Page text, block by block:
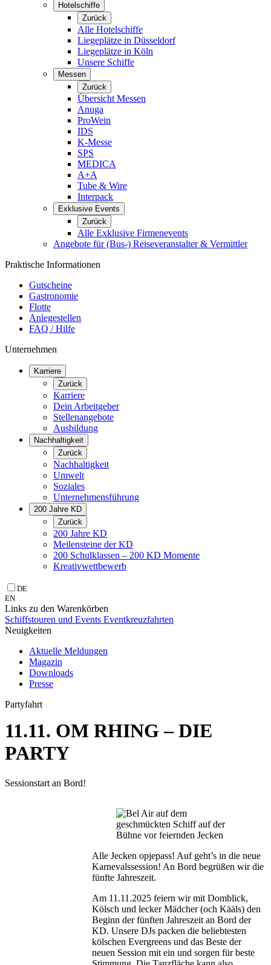
Hotelschiffe
Zurück
Alle Hotelschiffe
Liegeplätze in Düsseldorf
Liegeplätze in Köln
Unsere Schiffe
Messen
Zurück
Übersicht Messen
Anuga
ProWein
IDS
K-Messe
SPS
MEDICA
A+A
Tube & Wire
Interpack
Exklusive Events
Zurück
Alle Exklusive Firmenevents
Angebote für (Bus-) Reiseveranstalter & Vermittler
Praktische Informationen
Gutscheine
Gastronomie
Flotte
Anlegestellen
FAQ / Hilfe
Unternehmen
Karriere
Zurück
Karriere
Dein Arbeitgeber
Stellenangebote
Ausbildung
Nachhaltigkeit
Zurück
Nachhaltigkeit
Umwelt
Soziales
Unternehmens­führung
200 Jahre KD
Zurück
200 Jahre KD
Meilensteine der KD
200 Schulklassen – 200 KD Momente
Kreativwettbewerb
DE
EN
Links zu den Warenkörben
Schiffstouren und Events Eventkreuzfahrten
Neuigkeiten
Aktuelle Meldungen
Magazin
Downloads
Presse
Partyfahrt
11.11. OM RHING – DIE
PARTY
Sessionstart an Bord!
Alle Jecken opjepass! Auf geht’s in die neue
Karnevalssession! An Bord begrüßen wir die
fünfte Jahreszeit.
Am 11.11.2025 feiern wir mit Domblick,
Kölsch und lecker Mädcher (och Kääls) den
Beginn der fünften Jahreszeit an Bord der
KD. Unsere DJs packen die beliebtesten
kölschen Evergreens und das Beste der
neuen Session mit ein und sorgen für beste